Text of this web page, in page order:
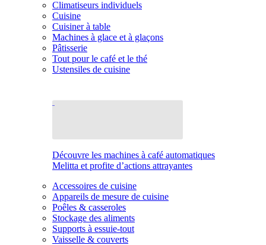
Climatiseurs individuels
Cuisine
Cuisiner à table
Machines à glace et à glaçons
Pâtisserie
Tout pour le café et le thé
Ustensiles de cuisine
Découvre les machines à café automatiques
Melitta et profite d’actions attrayantes
Accessoires de cuisine
Appareils de mesure de cuisine
Poêles & casseroles
Stockage des aliments
Supports à essuie-tout
Vaisselle & couverts